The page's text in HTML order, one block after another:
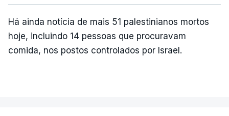
Há ainda notícia de mais 51 palestinianos mortos
hoje, incluindo 14 pessoas que procuravam
comida, nos postos controlados por Israel.